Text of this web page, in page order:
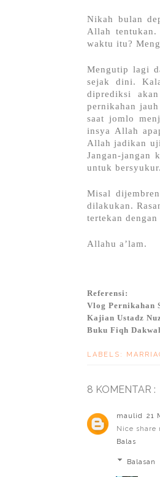
Nikah bulan
Allah
waktu itu?
Mengutip lagi
sejak dini.
diprediksi
pernikahan
saat jomlo
insya Allah
Allah jadikan
Jangan-jangan
untuk bersyukur.
Misal
dilakukan.
tertekan dengan
Allahu a’lam.
Referensi:
Vlog Pernikahan
Kajian Ustadz
Buku Fiqh
LABELS:
8 KOMENTAR :
maulid
21
Nice share
Balas
Balasan